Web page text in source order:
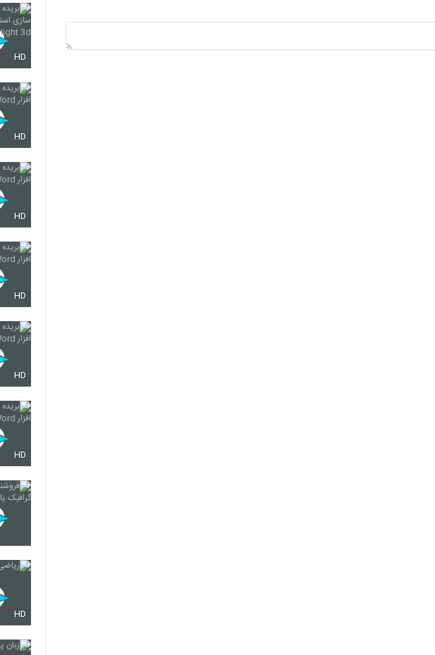
HD
HD
HD
HD
HD
HD
HD